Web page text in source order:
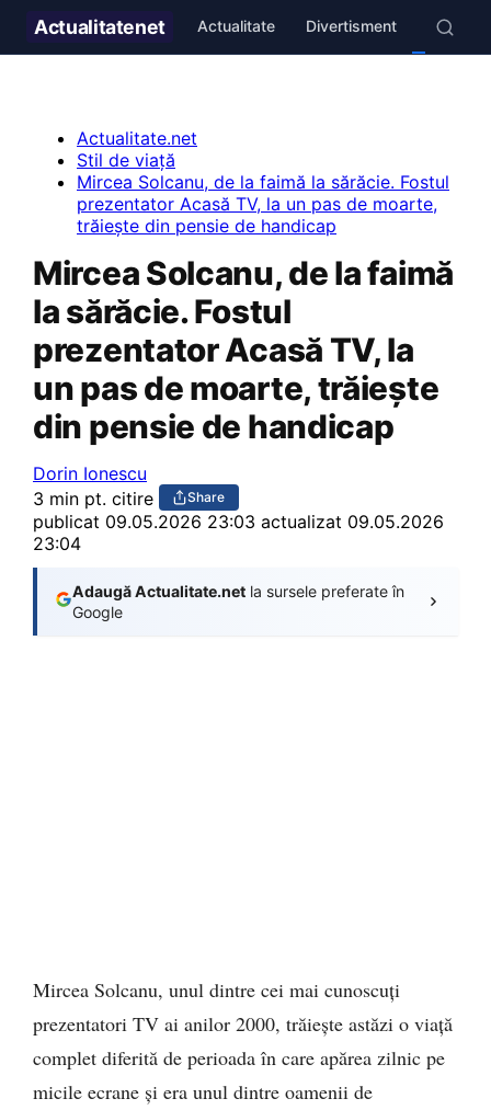
Actualitatenet Actualitate Divertisment Stil de
Actualitate.net
Stil de viață
Mircea Solcanu, de la faimă la sărăcie. Fostul
prezentator Acasă TV, la un pas de moarte,
trăiește din pensie de handicap
Mircea Solcanu, de la faimă
la sărăcie. Fostul
prezentator Acasă TV, la
un pas de moarte, trăiește
din pensie de handicap
Dorin Ionescu
3 min pt. citire
Share
publicat 09.05.2026 23:03 actualizat 09.05.2026
23:04
Adaugă Actualitate.net la sursele preferate în
Google
Mircea Solcanu, unul dintre cei mai cunoscuți
prezentatori TV ai anilor 2000, trăiește astăzi o viață
complet diferită de perioada în care apărea zilnic pe
micile ecrane și era unul dintre oamenii de